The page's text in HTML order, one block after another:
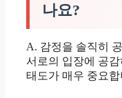
나요?
A. 감정을 솔직히
서로의 입장에 공
태도가 매우 중요합